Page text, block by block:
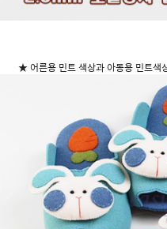
★ 어른용 민트 색상과 아동용 민트색